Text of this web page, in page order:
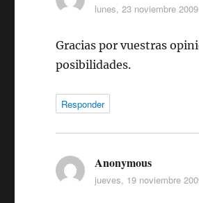
lunes, 23 noviembre
Gracias por vuestras
posibilidades.
Responder
Anonymous
jueves, 19 noviembre